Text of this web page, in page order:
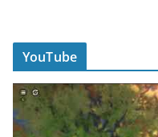
YouTube